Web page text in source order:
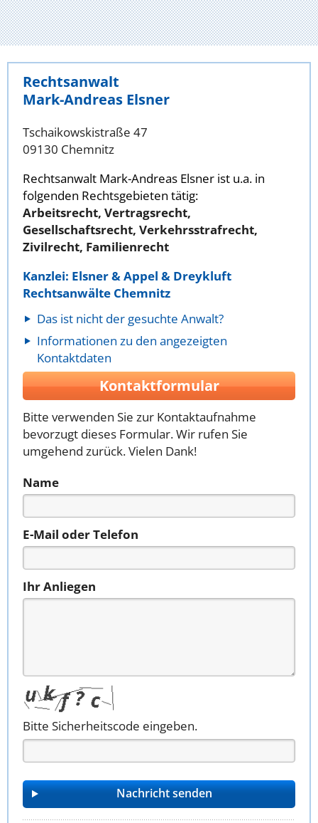
Rechtsanwalt
Mark-Andreas Elsner
Tschaikowskistraße 47
09130 Chemnitz
Rechtsanwalt Mark-Andreas Elsner ist u.a. in
folgenden Rechtsgebieten tätig:
Arbeitsrecht, Vertragsrecht,
Gesellschaftsrecht, Verkehrsstrafrecht,
Zivilrecht, Familienrecht
Kanzlei: Elsner & Appel & Dreykluft
Rechtsanwälte Chemnitz
Das ist nicht der gesuchte Anwalt?
Informationen zu den angezeigten
Kontaktdaten
Kontaktformular
Bitte verwenden Sie zur Kontaktaufnahme
bevorzugt dieses Formular. Wir rufen Sie
umgehend zurück. Vielen Dank!
Name
E-Mail oder Telefon
Ihr Anliegen
Bitte Sicherheitscode eingeben.